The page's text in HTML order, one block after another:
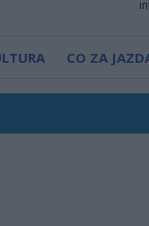
CO ZA